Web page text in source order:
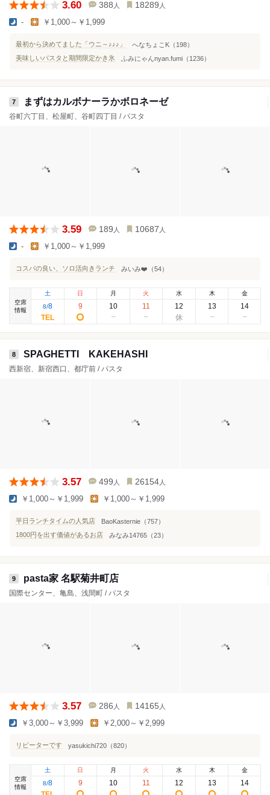
3.60 388 人 18289 人
- ￥1,000～￥1,999
最初から決めてました「ウニ～♪♪♪」
へなちょこK（198）
美味しいパスタと期間限定かき氷
ふみにゃんnyan.fumi（1236）
7 まずはカルボナーラかボロネーゼ
谷町六丁目、松屋町、谷町四丁目 / パスタ
3.59 189 人 10687 人
- ￥1,000～￥1,999
コスパの良い、ソロ活向きランチ みいみ❤️（54）
空席
情報
土
8/8
日
9
月
10
火
11
水
12
木
13
金
14
8 SPAGHETTI KAKEHASHI
西新宿、新宿西口、都庁前 / パスタ
3.57 499 人 26154 人
￥1,000～￥1,999 ￥1,000～￥1,999
平日ランチタイムの人気店
BaoKasternie（757）
1800円を出す価値があるお店
みなみ14765（23）
9 pasta家 名駅菊井町店
国際センター、亀島、浅間町 / パスタ
3.57 286 人 14165 人
￥3,000～￥3,999 ￥2,000～￥2,999
リピーターです yasukichi720（820）
空席
情報
土
8/8
日
9
月
10
火
11
水
12
木
13
金
14